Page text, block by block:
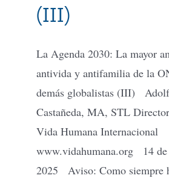
(III)
La Agenda 2030: La mayor
antivida y antifamilia de la
demás globalistas (III)
Castañeda, MA, STL
Vida Humana Internacional
www.vidahumana.org 14 de
2025 Aviso: Como siempre